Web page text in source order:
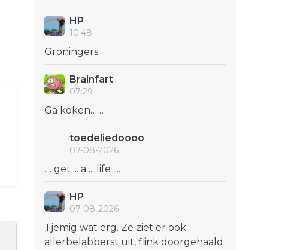
HP
10:48
Groningers.
Brainfart
07:29
Ga koken……
toedeliedoooo
07-08-2026
.... get ... a ... life ....
HP
07-08-2026
Tjemig wat erg. Ze ziet er ook
allerbelabberst uit, flink doorgehaald